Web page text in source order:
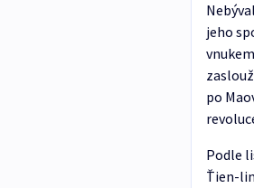
jeho
po
Podle
Ťien-